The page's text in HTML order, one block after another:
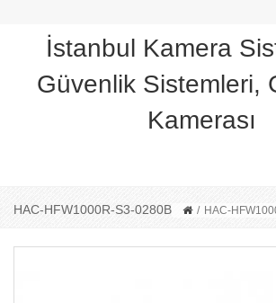
İstanbul Kamera
Güvenlik Sistemleri,
Kamerası
HAC-HFW1000R-S3-0280B / HAC-